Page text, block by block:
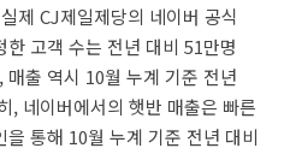
제 CJ제일제당의 네이버 공식
고객 수는 전년 대비 51만명
출 역시 10월 누계 기준 전년
, 네이버에서의 햇반 매출은 빠른
통해 10월 누계 기준 전년 대비